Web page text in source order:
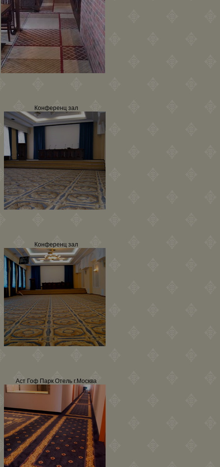
Конференц зал
Конференц зал
Аст Гоф Парк Отель г.Москва